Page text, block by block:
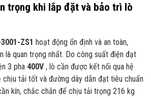
trọng khi lắp đặt và bảo trì lò
3001-ZS1 hoạt động ổn định và an toàn,
là quan trọng nhất. Do công suất điện đạt
3 pha 400V , lò cần được kết nối qua hệ
tải tốt và đường dây dẫn đạt tiêu chuẩn
kín, chắc chắn để chịu tải trọng 216 kg